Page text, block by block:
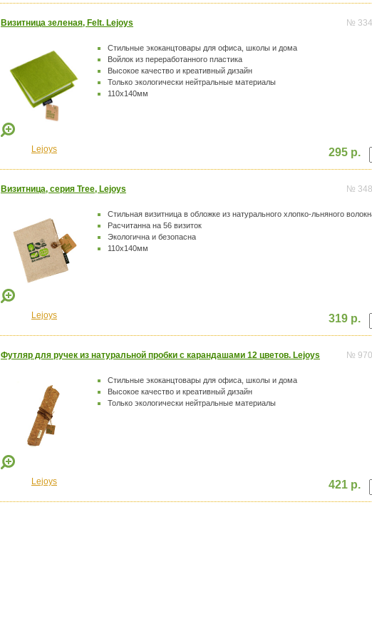
Визитница зеленая, Felt. Lejoys №
Стильные экоканцтовары для офиса, школы и дома
Войлок из переработанного пластика
Высокое качество и креативный дизайн
Только экологически нейтральные материалы
110х140мм
Lejoys 295 р.
Визитница, серия Tree, Lejoys №
Стильная визитница в обложке из натурального хлопко-льняного
Расчитанна на 56 визиток
Экологична и безопасна
110х140мм
Lejoys 319 р.
Футляр для ручек из натуральной пробки с карандашами 12 цветов. Lejoys №
Стильные экоканцтовары для офиса, школы и дома
Высокое качество и креативный дизайн
Только экологически нейтральные материалы
Lejoys 421 р.